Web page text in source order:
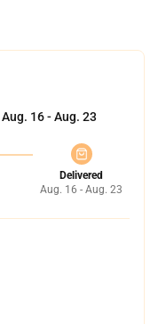
Aug. 16 - Aug. 23
Delivered
Aug. 16 - Aug. 23